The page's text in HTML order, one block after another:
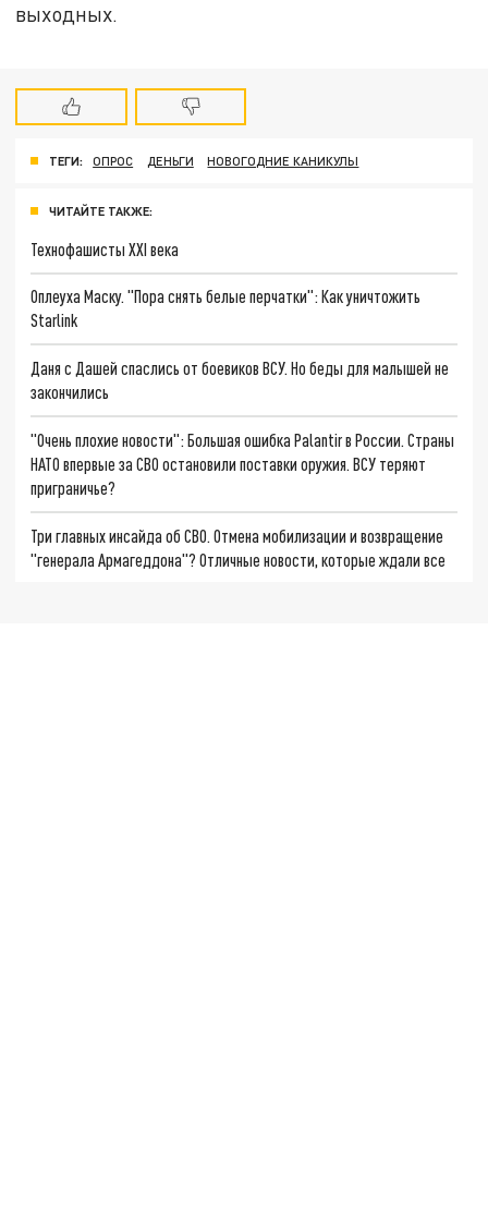
выходных.
ТЕГИ: ОПРОС ДЕНЬГИ НОВОГОДНИЕ КАНИКУЛЫ
ЧИТАЙТЕ ТАКЖЕ:
Технофашисты XXI века
Оплеуха Маску. "Пора снять белые перчатки": Как уничтожить
Starlink
Даня с Дашей спаслись от боевиков ВСУ. Но беды для малышей не
закончились
"Очень плохие новости": Большая ошибка Palantir в России. Страны
НАТО впервые за СВО остановили поставки оружия. ВСУ теряют
приграничье?
Три главных инсайда об СВО. Отмена мобилизации и возвращение
"генерала Армагеддона"? Отличные новости, которые ждали все